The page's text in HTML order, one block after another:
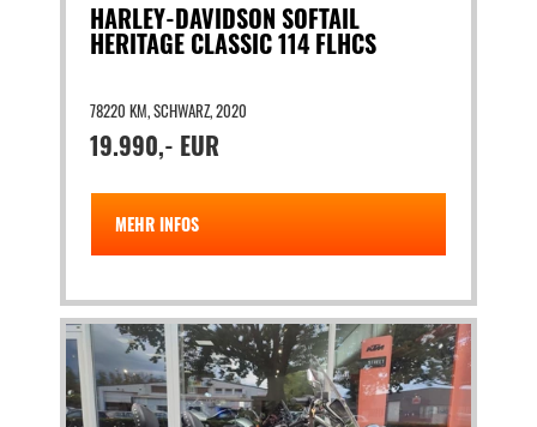
HARLEY-DAVIDSON SOFTAIL
HERITAGE CLASSIC 114 FLHCS
78220 KM, SCHWARZ, 2020
19.990,- EUR
MEHR INFOS